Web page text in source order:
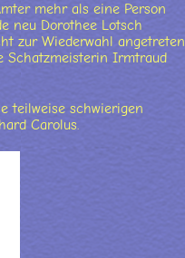
mehr als eine Person
neu Dorothee Lotsch
zur Wiederwahl angetreten
Schatzmeisterin Irmtraud
teilweise schwierigen
Carolus.